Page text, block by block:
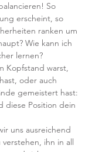
So
erscheint, so
ranken um
Wie kann ich
lernen?
Kopfstand warst,
oder auch
gemeistert hast:
diese Position dein
uns ausreichend
ihn in all